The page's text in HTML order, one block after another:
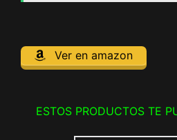
Ver en amazon
ESTOS PRODUCTOS TE